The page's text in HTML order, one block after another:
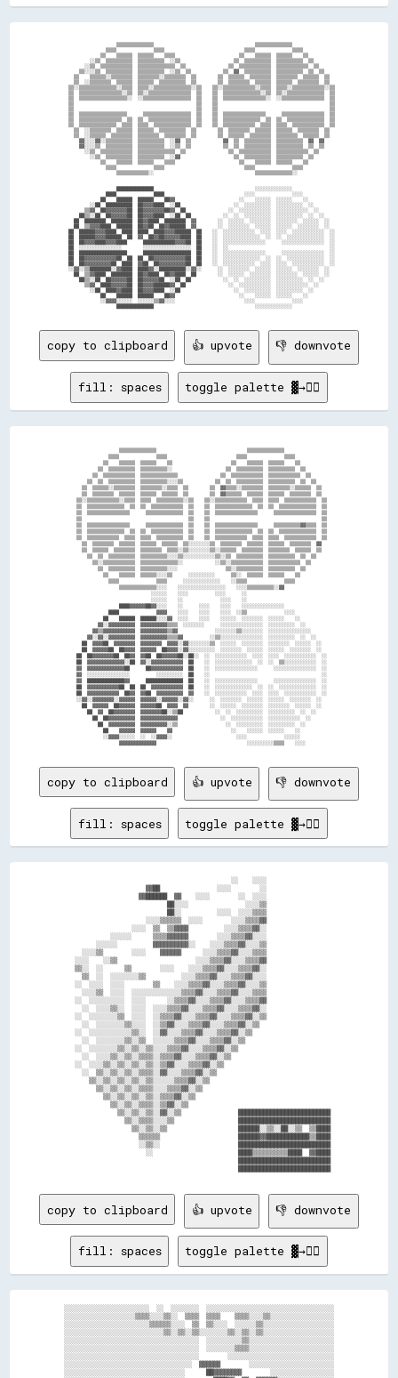
                    ▒▒▒▒▒▒▒▒▒▒▒▒▒▒                                      ▒▒▒▒▒▒▒▒▒▒▒▒▒▒
                ▒▒▒▒              ▒▒▒▒                              ▒▒▒▒              ▒▒▒▒
              ▒▒    ▒▒▒▒▒▒  ▒▒▒▒▒▒    ▒▒▒▒                        ▒▒    ▒▒▒▒▒▒  ▒▒▒▒▒▒    ▒▒
          ░░▒▒  ▒▒▒▒▒▒▒▒▒▒  ▒▒▒▒▒▒▒▒▒▒  ░░▒▒                    ▒▒  ▒▒▒▒▒▒▒▒▒▒  ▒▒▒▒▒▒▒▒▒▒  ▒▒
        ░░▒▒  ▒▒▒▒▒▒▒▒▒▒▒▒  ▒▒▒▒▒▒▒▒▒▒▒▒▒▒  ▒▒                ▒▒  ▒▒▒▒▒▒▒▒▒▒▒▒  ▒▒▒▒▒▒▒▒▒▒▒▒  ▒▒
      ▒▒░░░░▒▒  ▒▒▒▒▒▒▒▒▒▒  ▒▒▒▒▒▒▒▒▒▒  ░░▒▒  ▒▒            ▒▒  ▓▓  ▒▒▒▒▒▒▒▒▒▒  ▒▒▒▒▒▒▒▒▒▒  ▒▒  ▒▒
    ▒▒    ▒▒▒▒▒▒░░▒▒▒▒▒▒▒▒  ▒▒▒▒▒▒▒▒░░▒▒▒▒▒▒▒▒  ▒▒        ▒▒  ▒▒▒▒▒▒  ▒▒▒▒▒▒▒▒  ▒▒▒▒▒▒▒▒  ▒▒▒▒▒▒  ▒▒
    ▒▒  ░░▒▒▒▒▒▒▒▒  ▒▒▒▒▒▒  ▒▒▒▒▒▒  ▒▒▒▒▒▒▒▒▒▒  ▒▒        ▒▒  ▒▒▒▒▒▒▒▒  ▒▒▒▒▒▒  ▒▒▒▒▒▒  ▒▒▒▒▒▒▒▒  ▒▒
  ▒▒░░▒▒▒▒▒▒▒▒▒▒▒▒▒▒░░▒▒▒▒  ▒▒▒▒░░▒▒▒▒▒▒▒▒▒▒▒▒▒▒░░▒▒    ▒▒░░▒▒▒▒▒▒▒▒▒▒▒▒░░▒▒▒▒  ▒▒▒▒░░▒▒▒▒▒▒▒▒▒▒▒▒░░▒▒
  ▒▒  ▒▒▒▒▒▒▒▒▒▒▒▒▒▒▒▒░░▒▒  ▒▒░░▒▒▒▒▒▒▒▒▒▒▒▒▒▒▒▒  ▒▒    ▒▒  ▒▒▒▒▒▒▒▒▒▒▒▒▒▒░░▒▒  ▒▒░░▒▒▒▒▒▒▒▒▒▒▒▒▒▒  ▒▒
  ▒▒  ▒▒▒▒▒▒▒▒▒▒▒▒▒▒▒▒▒▒░░  ░░▒▒▒▒▒▒▒▒▒▒▒▒▒▒▒▒▒▒  ▒▒    ▒▒  ▒▒▒▒▒▒▒▒▒▒▒▒▒▒▒▒░░  ░░▒▒▒▒▒▒▒▒▒▒▒▒▒▒▒▒  ▒▒
  ▒▒  ▒▒▒▒▒▒▒▒▒▒▒▒▒▒▒▒▒▒      ▒▒▒▒▒▒▒▒▒▒▒▒▒▒▒▒▒▒  ▒▒    ▒▒  ▒▒▒▒▒▒▒▒▒▒▒▒▒▒▒▒      ▒▒▒▒▒▒▒▒▒▒▒▒▒▒▒▒  ▒▒
  ▒▒  ▒▒▒▒▒▒▒▒▒▒▒▒▒▒▒▒  ▒▒  ▒▒  ▒▒▒▒▒▒▒▒▒▒▒▒▒▒▒▒  ▒▒    ▒▒  ▒▒▒▒▒▒▒▒▒▒▒▒▒▒  ▒▒  ▒▒  ▒▒▒▒▒▒▒▒▒▒▒▒▒▒  ▒▒
  ▒▒  ▒▒▒▒▒▒▒▒▒▒▒▒▒▒  ▒▒▒▒  ▒▒▒▒  ▒▒▒▒▒▒▒▒▒▒▒▒▒▒  ▒▒    ▒▒  ▒▒▒▒▒▒▒▒▒▒▒▒  ▒▒▒▒  ▒▒▒▒  ▒▒▒▒▒▒▒▒▒▒▒▒  ▒▒
    ▒▒  ░░▒▒▒▒▒▒▒▒  ▒▒▒▒▒▒  ▒▒▒▒▒▒  ▒▒▒▒▒▒▒▒▒▒  ▒▒        ▒▒  ▒▒▒▒▒▒▒▒  ▒▒▒▒▒▒  ▒▒▒▒▒▒  ▒▒▒▒▒▒▒▒  ▒▒
    ▒▒  ░░▒▒▒▒▒▒  ▒▒▒▒▒▒▒▒  ▒▒▒▒▒▒▒▒  ▒▒▒▒▒▒▒▒  ▒▒        ▒▒  ▒▒▒▒▒▒  ▒▒▒▒▒▒▒▒  ▒▒▒▒▒▒▒▒  ▒▒▒▒▒▒  ▒▒
      ▓▓░░░░▓▓░░▒▒▒▒▒▒▒▒▒▒  ▒▒▒▒▒▒▒▒▒▒  ░░▓▓  ▒▒            ▓▓  ▒▒  ▒▒▒▒▒▒▒▒▒▒  ▒▒▒▒▒▒▒▒▒▒  ▓▓  ▓▓
      ▓▓░░░░▒▒  ▒▒▒▒▒▒▒▒▒▒  ▒▒▒▒▒▒▒▒▒▒  ░░▒▒  ▒▒            ▒▒  ▒▒  ▒▒▒▒▒▒▒▒▒▒  ▒▒▒▒▒▒▒▒▒▒  ▒▒  ▒▒
        ░░▒▒  ▒▒▒▒▒▒▒▒▒▒▒▒  ▒▒▒▒▒▒▒▒▒▒▒▒▒▒  ▒▒                ▒▒  ▒▒▒▒▒▒▒▒▒▒▒▒  ▒▒▒▒▒▒▒▒▒▒▒▒  ▒▒
          ░░▒▒  ▒▒▒▒▒▒▒▒▒▒  ▒▒▒▒▒▒▒▒▒▒  ░░▓▓                    ▒▒  ▒▒▒▒▒▒▒▒▒▒  ▒▒▒▒▒▒▒▒▒▒  ▒▒
              ▒▒    ▒▒▒▒▒▒  ▒▒▒▒▒▒    ▒▒▒▒                        ▒▒    ▒▒▒▒▒▒  ▒▒▒▒▒▒    ▒▒
                ▒▒▒▒              ▒▒▒▒                              ▒▒▒▒              ▒▒▒▒
                    ▒▒▒▒▒▒▒▒▒▒▒▒░░                                      ▒▒▒▒▒▒▒▒▒▒▒▒▒▒░░
                    ██████████████                                      ░░░░░░░░░░░░░░
                ████              ████                              ░░░░              ░░░░
              ██    ██████  ██████    ██▓▓                        ░░    ░░░░░░  ░░░░░░    ░░
          ░░██  ██████████  ██▓▓▓▓████  ░░██                    ░░  ░░░░░░░░░░  ░░░░░░░░░░  ░░
        ▒▒▓▓  ██▓▓▓▓▓▓▓▓██  ██▓▓▓▓▓▓▓▓██▓▓  ██                ░░  ░░░░░░░░░░░░  ░░░░░░░░░░░░  ░░
      ██▒▒░░██  ██▓▓▓▓▓▓██  ██▓▓▓▓████  ░░██  ██            ░░  ░░  ░░░░░░░░░░  ░░░░░░░░░░  ░░  ░░
    ██  ████████  ████████  ██▓▓████  ████████  ▓▓        ░░  ░░░░░░  ░░░░░░░░  ░░░░░░░░  ░░░░░░  ░░
    ██  ▒▒▓▓▓▓████  ██████  ██▓▓██  ██▓▓██████  ▓▓        ░░  ░░░░░░░░  ░░░░░░  ░░░░░░  ░░░░░░░░  ░░
  ██  ██████▓▓▓▓████  ████  ████  ████▓▓▓▓██████  ██    ░░  ░░░░░░░░░░░░  ░░░░  ░░░░  ░░░░░░░░░░░░  ░░
  ██  ██████▓▓▓▓██████  ██  ▓▓  ██▓▓██▓▓▓▓▓▓████  ██    ░░  ░░░░░░░░░░░░░░  ░░  ░░  ░░░░░░░░░░░░░░  ░░
  ██  ██▓▓▓▓████▓▓▓▓████      ████████████▓▓▓▓██  ██    ░░  ░░░░░░░░░░░░░░░░      ░░░░░░░░░░░░░░░░  ░░
  ██  ░░░░░░░░░░░░░░░░        ░░░░░░░░░░░░░░░░░░  ██    ░░  ░░                                      ░░
  ██  ██████████████████      ██████████████████  ██    ░░  ░░░░░░░░░░░░░░░░      ░░░░░░░░░░░░░░░░  ░░
  ██  ██▓▓▓▓▓▓▓▓▓▓▓▓██  ██  ██  ██▓▓▓▓▓▓▓▓▓▓▓▓██  ██    ░░  ░░░░░░░░░░░░░░  ░░  ░░  ░░░░░░░░░░░░░░  ░░
  ██  ██▓▓▓▓▓▓▓▓▓▓██  ████  ▓▓██  ██▓▓▓▓▓▓▓▓▓▓██  ██    ░░  ░░░░░░░░░░░░  ░░░░  ░░░░  ░░░░░░░░░░░░  ░░
  ░░▓▓░░▒▒████████░░▓▓████  ████▓▓░░██████████░░▓▓░░      ░░  ░░░░░░░░  ░░░░░░  ░░░░░░  ░░░░░░░░  ░░
    ██  ▒▒▓▓████  ████████  ██▓▓████  ██▓▓████  ██        ░░  ░░░░░░  ░░░░░░░░  ░░░░░░░░  ░░░░░░  ░░
      ██▒▒░░██  ██▓▓▓▓▓▓██  ██▓▓▓▓▓▓██  ░░██  ██            ░░  ░░  ░░░░░░░░░░  ░░░░░░░░░░  ░░  ░░
        ▒▒▓▓  ████▓▓▓▓▓▓██  ██▓▓▓▓██████▓▓  ██                ░░  ░░░░░░░░░░░░  ░░░░░░░░░░░░  ░░
          ░░██  ████▓▓████  ██▓▓▓▓████  ░░██                    ░░  ░░░░░░░░░░  ░░░░░░░░░░  ░░
              ██    ██████  ██████    ██▓▓                        ░░    ░░░░░░  ░░░░░░    ░░
              ░░▓▓▓▓░░░░░░  ░░░░░░▒▒▓▓░░░░                          ░░░░              ░░░░
copy to clipboard 👍 upvote 👎 downvote
fill: spaces toggle palette ▓→✊🏽
                  ▒▒▒▒▒▒▒▒▒▒▒▒▒▒                                  ▒▒▒▒▒▒▒▒▒▒▒▒▒▒
              ▒▒▒▒              ▒▒▒▒                          ▒▒▒▒              ▒▒▒▒
            ▒▒    ▒▒▒▒▒▒  ▒▒▒▒▒▒    ▒▒                      ▒▒    ▒▒▒▒▒▒  ▒▒▒▒▒▒    ▒▒
          ▒▒  ▒▒▒▒▒▒▒▒▒▒  ▒▒▒▒▒▒▒▒▒▒░░                    ▒▒  ▒▒▒▒▒▒▒▒▒▒  ▒▒▒▒▒▒▒▒▒▒  ▒▒
        ▒▒  ▒▒▒▒▒▒▒▒▒▒▒▒  ▒▒▒▒▒▒▒▒▒▒▒▒▒▒                ▒▒  ▒▒▒▒▒▒▒▒▒▒▒▒  ▒▒▒▒▒▒▒▒▒▒▒▒  ▒▒
      ▒▒  ▒▒  ▒▒▒▒▒▒▒▒▒▒  ▒▒▒▒▒▒▒▒▒▒░░░░▒▒            ▒▒  ▒▒  ▒▒▒▒▒▒▒▒▒▒  ▒▒▒▒▒▒▒▒▒▒  ▒▒  ▒▒
    ▒▒  ▒▒▒▒▒▒░░▒▒▒▒▒▒▒▒  ▒▒▒▒▒▒▒▒░░▒▒▒▒  ▒▒        ▒▒  ▓▓▒▒▒▒░░▒▒▒▒▒▒▒▒  ▒▒▒▒▒▒▒▒░░▒▒▒▒▒▒  ▒▒
    ▒▒  ▒▒▒▒▒▒▒▒  ▒▒▒▒▒▒  ▒▒▒▒▒▒  ▒▒▒▒▒▒  ▒▒        ▒▒  ▓▓▒▒▒▒▒▒  ▒▒▒▒▒▒  ▒▒▒▒▒▒  ▒▒▒▒▒▒▒▒  ▒▒
  ▒▒░░▒▒▒▒▒▒▒▒▒▒▒▒░░▒▒▒▒  ▒▒▒▒  ▒▒▒▒▒▒▒▒▒▒░░▒▒    ▒▒░░▒▒▒▒▒▒▒▒▒▒▒▒  ▒▒▒▒  ▒▒▒▒  ▒▒▒▒▒▒▒▒▒▒▒▒  ▒▒
  ▒▒  ▒▒▒▒▒▒▒▒▒▒▒▒▒▒  ▒▒  ▒▒  ▒▒▒▒▒▒▒▒▒▒▒▒  ▒▒    ▒▒  ▒▒▒▒▒▒▒▒▒▒▒▒▒▒  ▒▒  ▒▒  ▒▒▒▒▒▒▒▒▒▒▒▒▒▒  ▒▒
  ▒▒  ▒▒▒▒▒▒▒▒▒▒▒▒▒▒▒▒      ▒▒▒▒▒▒▒▒▒▒▒▒▒▒  ▒▒    ▒▒  ▒▒▒▒▒▒▒▒▒▒▒▒▒▒▒▒      ▒▒▒▒▒▒▒▒▒▒▒▒▒▒▒▒  ▒▒
  ▒▒                                        ▒▒    ▒▒                                          ▒▒
  ▒▒  ▒▒▒▒▒▒▒▒▒▒▒▒▒▒▒▒      ▒▒▒▒▒▒▒▒▒▒▒▒▒▒  ▒▒    ▒▒  ▒▒▒▒▒▒▒▒▒▒▒▒▒▒▒▒      ▒▒▒▒▒▒▒▒▒▒▓▓▒▒▒▒  ▒▒
  ▒▒  ▒▒▒▒▒▒▒▒▒▒▒▒▒▒  ▒▒  ▒▒  ▒▒▒▒▒▒▒▒▒▒▒▒  ▒▒    ▒▒  ▒▒▒▒▒▒▒▒▒▒▒▒▒▒  ▒▒  ▒▒  ▒▒▒▒▒▒▒▒▒▒▒▒▒▒  ▒▒
  ▒▒  ▒▒▒▒▒▒▒▒▒▒▒▒  ▒▒▒▒  ▒▒▒▒  ▒▒▒▒▒▒▒▒▒▒  ▒▒    ▒▒  ▒▒▒▒▒▒▒▒▒▒▒▒  ▒▒▒▒  ▒▒▒▒  ▒▒▒▒▒▒▒▒▒▒▒▒  ▒▒
    ▒▒  ▒▒▒▒▒▒▒▒  ▒▒▒▒▒▒  ▒▒▒▒▒▒  ▒▒▒▒▒▒  ▒▒░░░░░░░░▒▒  ▒▒▒▒▒▒▒▒  ▒▒▒▒▒▒  ▒▒▒▒▒▒  ▒▒▒▒▒▒▒▒  ▓▓
    ▒▒  ▒▒▒▒▒▒  ▒▒▒▒▒▒▒▒  ▒▒▒▒▒▒▒▒  ▒▒▒▒░░▒▒░░░░░░░░▒▒░░▒▒▒▒▒▒  ▒▒▒▒▒▒▒▒  ▒▒▒▒▒▒▒▒  ▒▒▒▒▒▒  ▒▒
      ▒▒  ▒▒  ▒▒▒▒▒▒▒▒▒▒  ▒▒▒▒▒▒▒▒▒▒░░░░▒▒░░░░░░░░░░░░▒▒░░▒▒  ▒▒▒▒▒▒▒▒▒▒  ▒▒▒▒▒▒▒▒▒▒  ▒▒  ▒▒
        ▒▒░░▒▒▒▒▒▒▒▒▒▒▒▒  ▒▒▒▒▒▒▒▒▒▒▒▒▒▒░░            ░░▒▒░░▒▒▒▒▒▒▒▒▒▒▒▒  ▒▒▒▒▒▒▒▒▒▒▒▒  ▒▒
          ▒▒  ▒▒▒▒▒▒▒▒▒▒  ▒▒▒▒▒▒▒▒▒▒░░░░                  ▒▒░░▒▒▒▒▒▒▒▒▒▒  ▒▒▒▒▒▒▒▒▒▒  ▒▒
            ▒▒    ▒▒▒▒▒▒  ▒▒▒▒▒▒░░░░▒▒      ░░░░░░░░░░      ▒▒░░  ▒▒▒▒▒▒  ▒▒▒▒▒▒    ▒▒
              ▒▒▒▒              ▒▒▒▒      ░░░░░░░░░░░░░░    ░░▒▒▒▒              ▒▒▒▒
                  ▒▒▒▒▒▒▒▒▒▒▒▒▒▒░░░░    ░░░░░░░░░░░░░░░░░░    ░░░░▒▒▒▒▒▒▒▒▒▒░░▓▓
                              ░░░░░░    ░░░░          ░░░░      ░░
                              ░░░░░░    ░░              ░░░░    ░░
                  ████▓▓▓▓▓▓██▓▓░░░░    ░░      ░░░░    ░░░░    ░░░░░░░░░░░░░░░░
              ████              ▓▓▓▓    ░░░░    ░░░░    ░░░░  ░░▒▒              ░░░░
            ██    ██████  ██████░░░░▓▓  ░░░░    ░░░░    ░░░░░░  ░░░░░░░░  ░░░░░░    ░░
          ▓▓░░▓▓▓▓▓▓▓▓▓▓  ▓▓▓▓▓▓▓▓▓▓▒▒▒▒  ░░░░░░░░      ░░░░░░░░░░░░░░░░  ░░░░░░░░░░  ░░
        ▓▓▒▒▓▓▓▓▓▓▓▓▓▓▓▓  ▓▓▓▓▓▓▓▓▓▓▒▒▓▓              ░░░░░░░░▒▒░░░░░░░░  ░░░░░░░░░░░░░░░░
      ▓▓░░▓▓░░▓▓▓▓▓▓▓▓▓▓  ▓▓▓▓▓▓▓▓▓▓▒▒▒▒▓▓          ░░▒▒░░░░░░░░░░░░░░░░  ░░░░░░░░░░  ░░  ░░
    ██  ▓▓▓▓██  ▓▓▓▓▓▓▓▓  ▓▓▓▓▓▓▓▓  ▓▓▓▓░░▓▓░░░░░░░░▒▒  ░░░░░░  ░░░░░░░░  ░░░░░░░░  ░░░░░░  ░░
    ██  ▓▓▓▓▓▓██  ██▓▓▓▓  ▓▓▓▓▓▓  ██▓▓▓▓░░▓▓░░░░░░░░░░  ░░░░░░░░  ░░░░░░  ░░░░░░  ░░░░░░░░  ░░
  ██  ██▓▓▓▓▓▓▓▓██  ██▓▓  ▓▓██  ██▓▓▓▓▓▓██░░██░░  ░░  ░░░░░░░░░░░░  ░░░░  ░░░░  ░░░░░░░░░░░░  ░░
  ██  ▓▓▓▓▓▓▓▓▓▓▓▓▓▓░░██  ▓▓░░▓▓▓▓▓▓▓▓▓▓▓▓  ██    ░░  ░░░░░░░░░░░░░░  ░░  ░░  ▒▒░░░░░░░░░░░░  ░░
  ▓▓  ▓▓▓▓▓▓▓▓▓▓▓▓▓▓██      ██▓▓▓▓▓▓▓▓▓▓▓▓  ██    ░░  ░░░░░░░░░░░░░░░░      ░░░░░░░░░░░░░░░░  ░░
  ▓▓  ░░░░░░░░░░░░░░░░          ░░░░░░░░░░  ██    ░░                                          ░░
  ▓▓  ██████████████▓▓      ██████████████  ██    ░░  ░░░░░░░░░░░░░░░░      ░░░░░░░░░░░░░░░░  ░░
  ██  ▓▓▓▓▓▓▓▓▓▓▓▓██  ██  ██  ▓▓▓▓▓▓▓▓▓▓▓▓  ██    ░░  ░░░░░░░░░░░░░░  ░░  ░░  ░░░░░░░░░░░░░░  ░░
  ██  ▓▓▓▓▓▓▓▓▓▓▓▓  ██▓▓  ▓▓██  ▓▓▓▓▓▓▓▓▓▓  ▓▓    ░░  ░░░░░░░░░░░░  ░░░░  ░░░░  ░░░░░░░░░░░░  ░░
  ░░▓▓░░▓▓▓▓▓▓▓▓░░▓▓▓▓▓▓  ▓▓▓▓▓▓░░▓▓▓▓▓▓░░▓▓░░      ░░  ░░░░░░░░  ░░░░░░  ░░░░░░  ░░░░░░░░  ░░
    ██  ▓▓▓▓▓▓  ██▓▓▓▓▓▓  ▓▓▓▓▓▓██  ▓▓▓▓  ▓▓        ░░  ░░░░░░  ░░░░░░░░  ░░░░░░░░  ░░░░░░  ░░
      ██  ▓▓  ██▓▓▓▓▓▓▓▓  ▓▓▓▓▓▓▓▓██░░▒▒██            ░░  ░░  ░░░░░░░░░░  ░░░░░░░░░░  ░░  ░░
        ██  ██▓▓▓▓▓▓▓▓▓▓  ▓▓▓▓▓▓▓▓▓▓▓▓▓▓                ░░  ░░░░░░░░░░░░  ░░░░░░░░░░░░  ░░
          ██  ▓▓▓▓▓▓▓▓▓▓  ▓▓▓▓▓▓▓▓▓▓░░▒▒                  ░░  ░░░░░░░░░░  ░░░░░░░░░░  ░░
            ██    ▓▓▓▓▓▓  ▓▓▓▓▓▓    ▓▓                      ░░    ░░░░░░  ░░░░░░    ░░
            ░░▓▓▓▓░░░░░░  ░░  ░░▓▓▓▓░░                        ░░░░              ░░░░░░
copy to clipboard 👍 upvote 👎 downvote
fill: spaces toggle palette ▓→✊🏽
                                              ░░    ░░░░
                      ▓▓██                ░░░░        ░░
                    ▓▓██████  ▓▓    ░░░░        ░░  ░░░░
                            ██░░░░                ░░░░▒▒
                            ██░░          ░░░░  ░░░░▒▒▒▒
                      ░░░░▒▒▒▒▒▒  ░░░░        ░░░░▒▒▒▒▓▓
                  ░░░░  ▒▒  ▒▒▓▓▓▓          ░░░░▒▒▒▒▓▓░░
            ░░░░░░      ▒▒▒▒▓▓▓▓▓▓        ░░░░▒▒▒▒▓▓░░░░
        ░░░░░░          ▓▓▓▓▓▓▓▓▓▓░░    ░░░░▒▒▒▒▓▓░░░░▒▒
    ░░░░▒▒        ░░░░    ▓▓▓▓▓▓      ░░░░▒▒▒▒▓▓░░░░▒▒▒▒
  ░░░░    ░░▒▒                      ░░░░▒▒▒▒▓▓░░░░▒▒▒▒▓▓
  ▒▒░░  ░░      ▒▒        ░░░░    ░░░░▒▒▒▒▓▓░░░░▒▒▒▒▓▓░░
    ▒▒  ░░  ░░░░░░░░▒▒          ░░░░▒▒▒▒▓▓░░░░▒▒▒▒▓▓░░░░
  ░░  ░░░░  ░░░░        ▒▒    ░░░░▒▒▒▒▓▓░░░░▒▒▒▒▓▓░░░░▒▒
    ░░░░▒▒  ░░░░  ░░░░░░░░░░░░░░▒▒▒▒▓▓░░░░▒▒▒▒▓▓░░░░▒▒▒▒
  ░░  ░░░░░░░░░░  ░░░░      ░░▒▒▒▒▓▓░░░░▒▒▒▒▓▓░░░░▒▒▒▒▓▓
    ░░  ░░░░▒▒░░  ░░░░  ░░░░▒▒▒▒▓▓░░░░▒▒▒▒▓▓░░░░▒▒▒▒▓▓░░
  ░░  ░░░░░░░░▒▒  ░░░░  ░░▒▒▒▒▓▓░░░░▒▒▒▒▓▓░░░░▒▒▒▒▓▓░░▒▒
    ░░  ░░░░░░░░▒▒░░░░  ░░▒▒▓▓░░░░▒▒▒▒▓▓░░░░▒▒▒▒▓▓░░▒▒
  ░░  ░░░░░░░░░░░░▒▒░░  ░░▓▓░░░░▒▒▒▒▓▓░░░░▒▒▒▒▓▓░░▒▒
    ░░  ░░░░░░░░▒▒░░▒▒  ░░░░░░▒▒▒▒▓▓░░░░▒▒▒▒▓▓░░▒▒
  ░░  ░░░░░░░░▒▒░░▒▒░░▒▒░░░░▒▒▒▒▓▓░░░░▒▒▒▒▓▓░░▒▒
    ░░  ░░░░▒▒░░▒▒░░▒▒▒▒░░▒▒▒▒▓▓░░░░▒▒▒▒▓▓░░▒▒
  ░░  ░░░░▒▒░░▒▒░░▒▒░░▒▒░░▒▒▓▓░░░░▒▒▒▒▓▓░░▒▒
    ░░  ▒▒░░▒▒░░▒▒░░▒▒▒▒░░▓▓░░░░▒▒▒▒▓▓░░▒▒
      ▒▒░░▒▒░░▒▒░░▒▒░░▒▒░░░░░░▒▒▒▒▓▓░░▒▒
        ▒▒░░▒▒░░▒▒░░▒▒▒▒░░░░▒▒▒▒▓▓░░▒▒
          ▒▒░░▒▒░░▒▒░░▒▒░░▒▒▒▒▓▓░░▒▒
            ▒▒░░▒▒░░▒▒▒▒░░▒▒▓▓░░▒▒
              ▒▒░░▒▒░░▒▒░░▓▓░░▒▒                ██████████████████████████
                ▒▒░░▒▒▒▒░░░░▒▒                  ██████████████████████████
                  ▒▒░░▒▒░░▒▒                    ██████░░▒▒░░██░░▒▒  ▒▒████
                    ▒▒▒▒▒▒                      ██████▓▓████████████▒▒████
                    ░░▒▒░░                      ██████████████████████████
                      ░░                        ████▒▒▒▒▒▒▒▒▒▒████  ▓▓████
copy to clipboard 👍 upvote 👎 downvote
fill: spaces toggle palette ▓→✊🏽
░░░░░░░░░░░░░░░░░░░░▒▒▒▒░░░░▒▒░░  ▒▒▒▒  ▒▒▒▒    ▒▒▒▒░░░░▒▒░░░░░░░░░░░░░░░░░░
░░░░░░░░░░░░░░░░░░░░░░░░▒▒▒▒▒▒░░░░  ▒▒  ▒▒░░░░  ░░░░░░▒▒░░░░░░░░░░░░░░░░░░░░
░░░░░░░░░░░░░░░░░░░░░░░░░░░░▒▒░░▒▒░░▒▒░░░░░░░░▒▒░░▒▒░░▒▒░░░░░░░░░░░░░░░░░░░░
░░░░░░░░░░░░░░░░░░░░░░░░░░░░░░░░░░░░░░  ░░░░░░░░░░▒▒░░░░░░░░░░░░░░░░░░░░░░░░
░░░░░░░░░░░░░░░░░░░░░░░░░░░░░░░░░░░░░░  ░░░░░░░░▒▒▒▒░░░░░░░░░░░░░░░░░░░░░░░░